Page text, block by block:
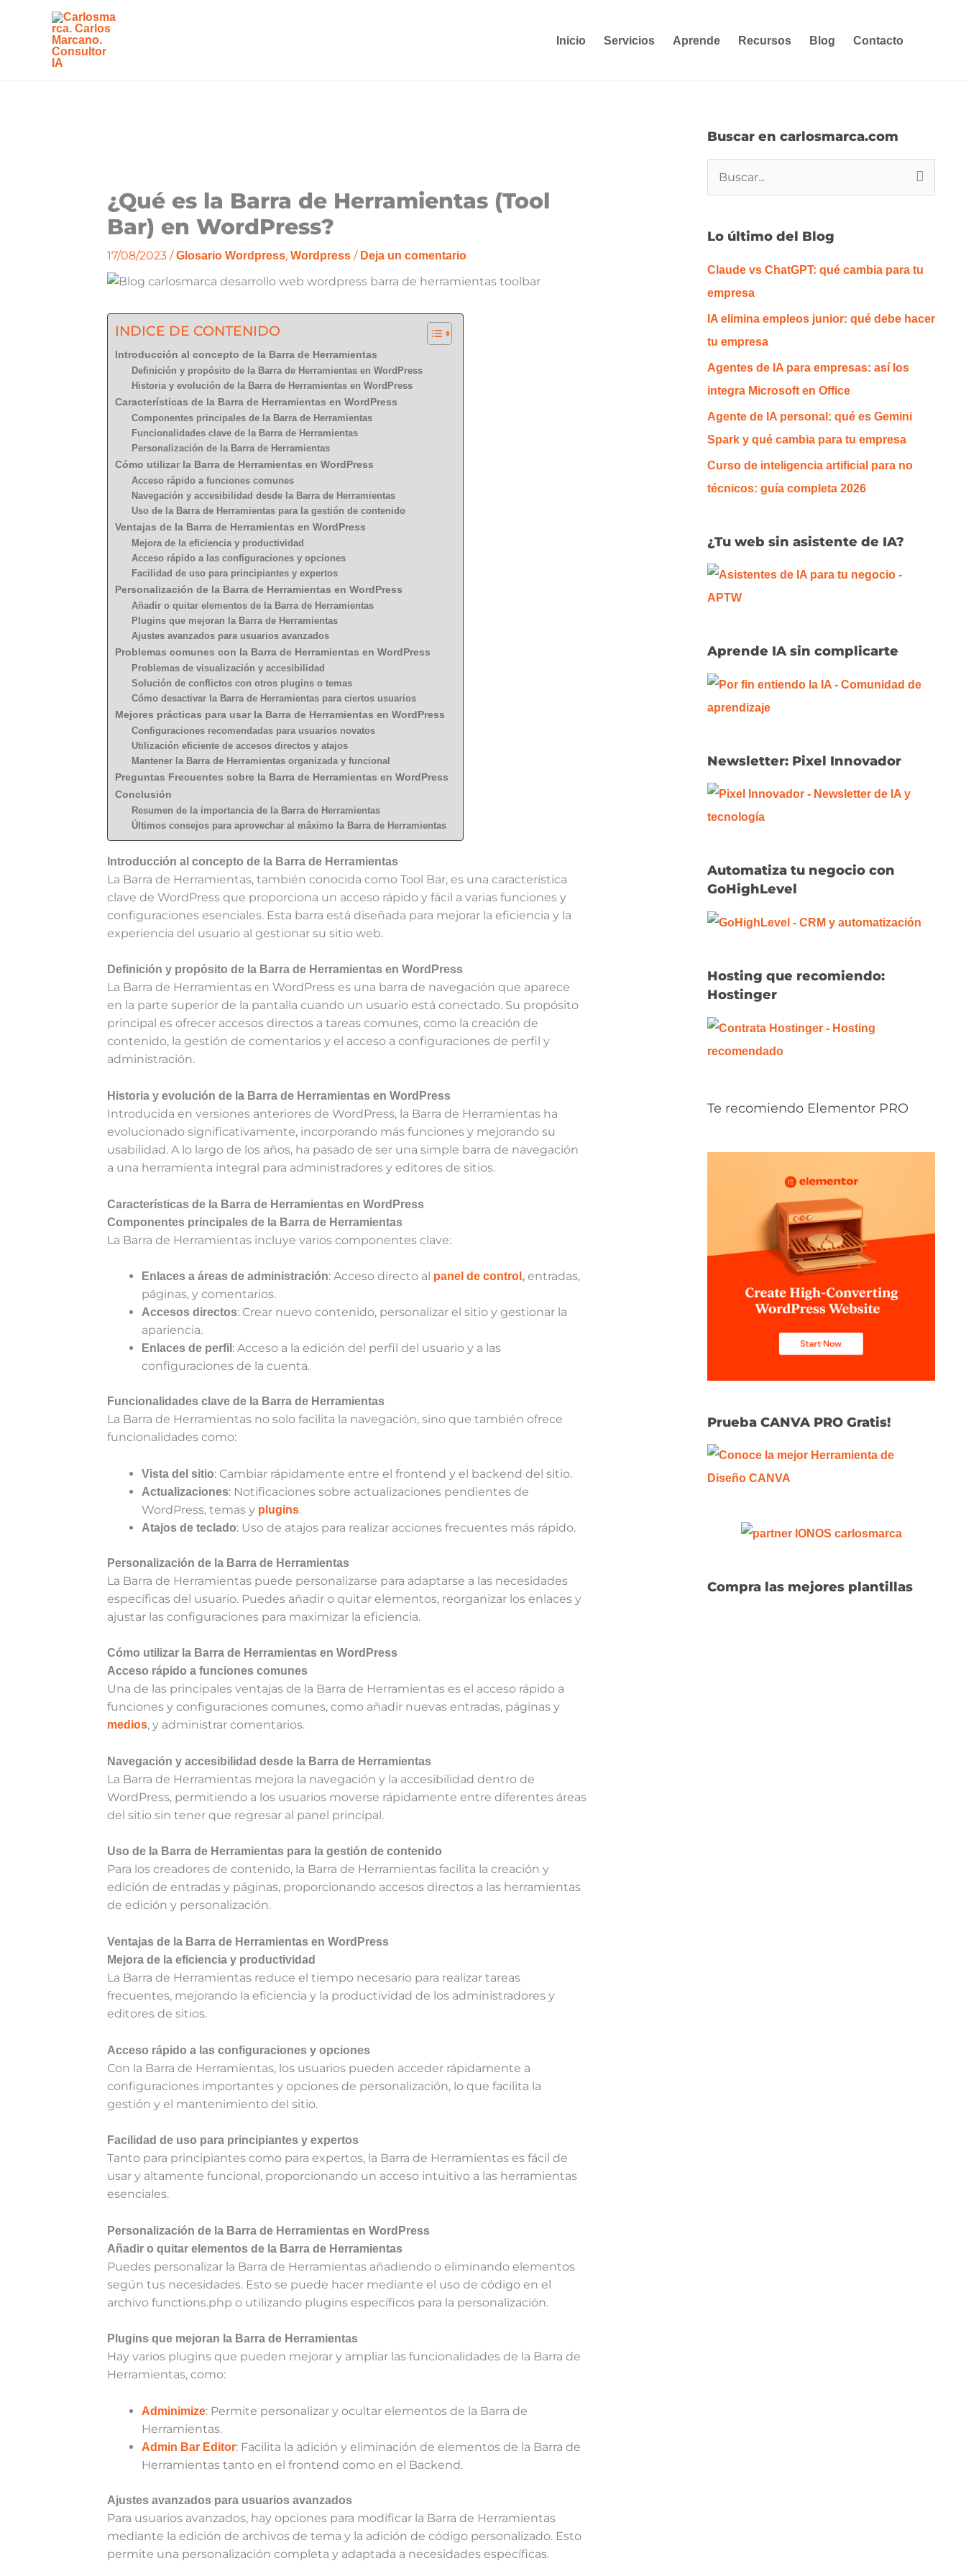
contenido
Inicio Servicios Aprende Recursos Blog Contacto
¿Qué es la Barra de Herramientas (Tool
Bar) en WordPress?
17/08/2023/Glosario Wordpress,Wordpress / Deja un comentario
INDICE DE CONTENIDO
Introducción al concepto de la Barra de Herramientas
Definición y propósito de la Barra de Herramientas en WordPress
Historia y evolución de la Barra de Herramientas en WordPress
Características de la Barra de Herramientas en WordPress
Componentes principales de la Barra de Herramientas
Funcionalidades clave de la Barra de Herramientas
Personalización de la Barra de Herramientas
Cómo utilizar la Barra de Herramientas en WordPress
Acceso rápido a funciones comunes
Navegación y accesibilidad desde la Barra de Herramientas
Uso de la Barra de Herramientas para la gestión de contenido
Ventajas de la Barra de Herramientas en WordPress
Mejora de la eficiencia y productividad
Acceso rápido a las configuraciones y opciones
Facilidad de uso para principiantes y expertos
Personalización de la Barra de Herramientas en WordPress
Añadir o quitar elementos de la Barra de Herramientas
Plugins que mejoran la Barra de Herramientas
Ajustes avanzados para usuarios avanzados
Problemas comunes con la Barra de Herramientas en WordPress
Problemas de visualización y accesibilidad
Solución de conflictos con otros plugins o temas
Cómo desactivar la Barra de Herramientas para ciertos usuarios
Mejores prácticas para usar la Barra de Herramientas en WordPress
Configuraciones recomendadas para usuarios novatos
Utilización eficiente de accesos directos y atajos
Mantener la Barra de Herramientas organizada y funcional
Preguntas Frecuentes sobre la Barra de Herramientas en WordPress
Conclusión
Resumen de la importancia de la Barra de Herramientas
Últimos consejos para aprovechar al máximo la Barra de Herramientas
Introducción al concepto de la Barra de Herramientas
La Barra de Herramientas, también conocida como Tool Bar, es una característica
clave de WordPress que proporciona un acceso rápido y fácil a varias funciones y
configuraciones esenciales. Esta barra está diseñada para mejorar la eficiencia y la
experiencia del usuario al gestionar su sitio web.
Definición y propósito de la Barra de Herramientas en WordPress
La Barra de Herramientas en WordPress es una barra de navegación que aparece
en la parte superior de la pantalla cuando un usuario está conectado. Su propósito
principal es ofrecer accesos directos a tareas comunes, como la creación de
contenido, la gestión de comentarios y el acceso a configuraciones de perfil y
administración.
Historia y evolución de la Barra de Herramientas en WordPress
Introducida en versiones anteriores de WordPress, la Barra de Herramientas ha
evolucionado significativamente, incorporando más funciones y mejorando su
usabilidad. A lo largo de los años, ha pasado de ser una simple barra de navegación
a una herramienta integral para administradores y editores de sitios.
Características de la Barra de Herramientas en WordPress
Componentes principales de la Barra de Herramientas
La Barra de Herramientas incluye varios componentes clave:
Enlaces a áreas de administración: Acceso directo al panel de control, entradas,
páginas, y comentarios.
Accesos directos: Crear nuevo contenido, personalizar el sitio y gestionar la
apariencia.
Enlaces de perfil : Acceso a la edición del perfil del usuario y a las
configuraciones de la cuenta.
Funcionalidades clave de la Barra de Herramientas
La Barra de Herramientas no solo facilita la navegación, sino que también ofrece
funcionalidades como:
Vista del sitio: Cambiar rápidamente entre el frontend y el backend del sitio.
Actualizaciones: Notificaciones sobre actualizaciones pendientes de
WordPress, temas y plugins.
Atajos de teclado: Uso de atajos para realizar acciones frecuentes más rápido.
Personalización de la Barra de Herramientas
La Barra de Herramientas puede personalizarse para adaptarse a las necesidades
específicas del usuario. Puedes añadir o quitar elementos, reorganizar los enlaces y
ajustar las configuraciones para maximizar la eficiencia.
Cómo utilizar la Barra de Herramientas en WordPress
Acceso rápido a funciones comunes
Una de las principales ventajas de la Barra de Herramientas es el acceso rápido a
funciones y configuraciones comunes, como añadir nuevas entradas, páginas y
medios, y administrar comentarios.
Navegación y accesibilidad desde la Barra de Herramientas
La Barra de Herramientas mejora la navegación y la accesibilidad dentro de
WordPress, permitiendo a los usuarios moverse rápidamente entre diferentes áreas
del sitio sin tener que regresar al panel principal.
Uso de la Barra de Herramientas para la gestión de contenido
Para los creadores de contenido, la Barra de Herramientas facilita la creación y
edición de entradas y páginas, proporcionando accesos directos a las herramientas
de edición y personalización.
Ventajas de la Barra de Herramientas en WordPress
Mejora de la eficiencia y productividad
La Barra de Herramientas reduce el tiempo necesario para realizar tareas
frecuentes, mejorando la eficiencia y la productividad de los administradores y
editores de sitios.
Acceso rápido a las configuraciones y opciones
Con la Barra de Herramientas, los usuarios pueden acceder rápidamente a
configuraciones importantes y opciones de personalización, lo que facilita la
gestión y el mantenimiento del sitio.
Facilidad de uso para principiantes y expertos
Tanto para principiantes como para expertos, la Barra de Herramientas es fácil de
usar y altamente funcional, proporcionando un acceso intuitivo a las herramientas
esenciales.
Personalización de la Barra de Herramientas en WordPress
Añadir o quitar elementos de la Barra de Herramientas
Puedes personalizar la Barra de Herramientas añadiendo o eliminando elementos
según tus necesidades. Esto se puede hacer mediante el uso de código en el
archivo functions.php o utilizando plugins específicos para la personalización.
Plugins que mejoran la Barra de Herramientas
Hay varios plugins que pueden mejorar y ampliar las funcionalidades de la Barra de
Herramientas, como:
Adminimize: Permite personalizar y ocultar elementos de la Barra de
Herramientas.
Admin Bar Editor: Facilita la adición y eliminación de elementos de la Barra de
Herramientas tanto en el frontend como en el Backend.
Ajustes avanzados para usuarios avanzados
Para usuarios avanzados, hay opciones para modificar la Barra de Herramientas
mediante la edición de archivos de tema y la adición de código personalizado. Esto
permite una personalización completa y adaptada a necesidades específicas.
Buscar en carlosmarca.com
a
r
p
o
r
:
Lo último del Blog
Claude vs ChatGPT: qué cambia para tu
empresa
IA elimina empleos junior: qué debe hacer
tu empresa
Agentes de IA para empresas: así los
integra Microsoft en Office
Agente de IA personal: qué es Gemini
Spark y qué cambia para tu empresa
Curso de inteligencia artificial para no
técnicos: guía completa 2026
¿Tu web sin asistente de IA?
Aprende IA sin complicarte
Newsletter: Pixel Innovador
Automatiza tu negocio con
GoHighLevel
Hosting que recomiendo:
Hostinger
Te recomiendo Elementor PRO
Prueba CANVA PRO Gratis!
Compra las mejores plantillas